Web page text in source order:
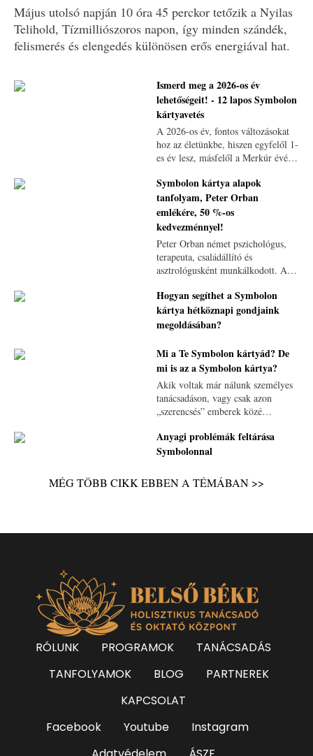
Május utolsó napján 10 óra 45 perckor tetőzik a Nyilas
Telihold, Tízmilliószoros napon, így minden szándék,
felismerés és elengedés különösen erős energiával hat.
Ismerd meg a 2026-os év
lehetőségeit! - 12 lapos Symbolon
kártyavetés
A 2026-os év, fontos változásokat
hoz az életünkbe, hiszen egyfelől 1-
es év lesz, másfelől a Merkúr évévé
gondolkodás és a tanulás terén
hozhat változásokat
Symbolon kártya alapok
tanfolyam, Peter Orban
emlékére, 50 %-os
kedvezménnyel!
Peter Orban német pszichológus,
terapeuta, családállító és
asztrológusként munkálkodott. A
szerzőnek számos könyve jelent
meg magyarul, de neki
köszönhetjük a Symbolon kártyát
Hogyan segíthet a Symbolon
kártya hétköznapi gondjaink
megoldásában?
Mi a Te Symbolon kártyád? De
mi is az a Symbolon kártya?
Akik voltak már nálunk személyes
tanácsadáson, vagy csak azon
„szerencsés” emberek közé
lehetnek, sűrűn találkoznak a
Symbolon kártyával
Anyagi problémák feltárása
Symbolonnal
MÉG TÖBB CIKK EBBEN A TÉMÁBAN >>
RÓLUNK PROGRAMOK
TANÁCSADÁS
TANFOLYAMOK
BLOG
PARTNEREK
KAPCSOLAT
Facebook
Youtube
Instagram